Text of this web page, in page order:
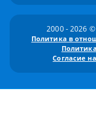
2000 - 2026
Политика в
Согласие